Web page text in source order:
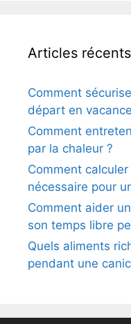
Articles récents
Comment
départ en
Comment
par la chaleur ?
Comment
nécessaire pour
Comment aider
son temps libre
Quels aliments
pendant une